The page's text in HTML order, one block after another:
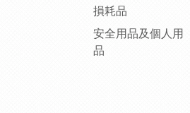
損耗品
安全用品及個人用
品